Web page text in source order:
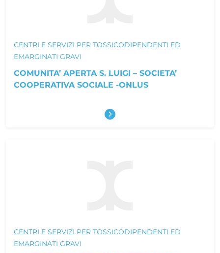
CENTRI E SERVIZI PER TOSSICODIPENDENTI ED
EMARGINATI GRAVI
COMUNITA’ APERTA S. LUIGI – SOCIETA’
COOPERATIVA SOCIALE -ONLUS
Scopri di più
CENTRI E SERVIZI PER TOSSICODIPENDENTI ED
EMARGINATI GRAVI